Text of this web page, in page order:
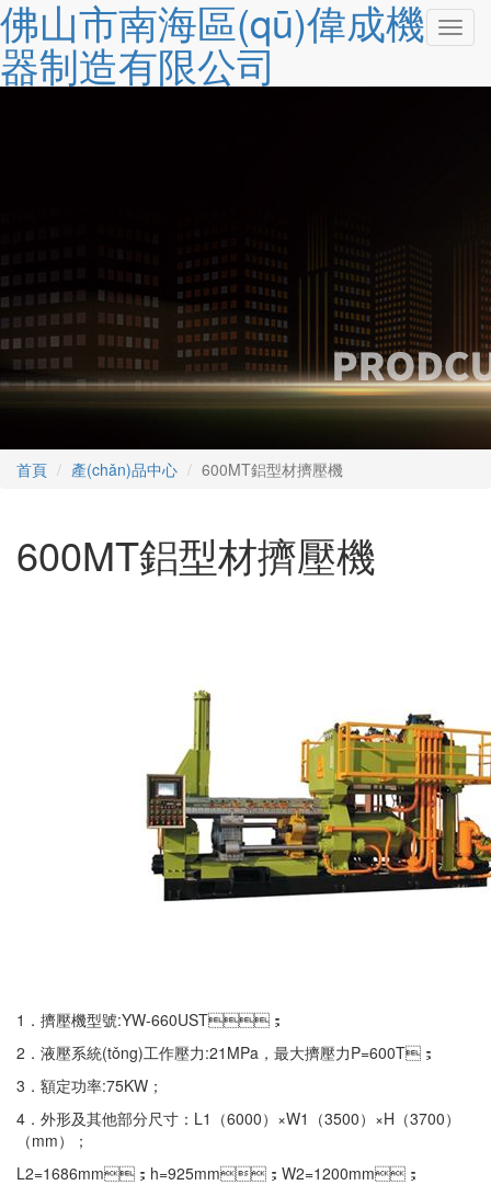
切
換
佛山市南海區(qū)偉成機
器制造有限公司
首頁 產(chǎn)品中心 600MT鋁型材擠壓機
600MT鋁型材擠壓機
1．擠壓機型號:YW-660UST；
2．液壓系統(tǒng)工作壓力:21MPa，最大擠壓力P=600T；
3．額定功率:75KW；
4．外形及其他部分尺寸：L1（6000）×W1（3500）×H（3700）
（mm）；
L2=1686mm；h=925mm；W2=1200mm；